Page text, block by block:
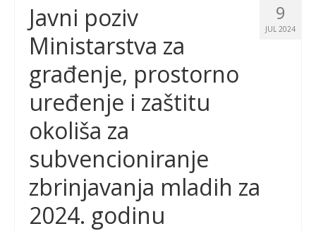
9
JUL 2024
Javni poziv
Ministarstva za
građenje, prostorno
uređenje i zaštitu
okoliša za
subvencioniranje
zbrinjavanja mladih za
2024. godinu